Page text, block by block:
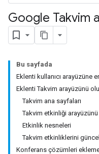
Google Takvim
Bu sayfada
Eklenti kullanıcı arayüzüne
Eklenti Takvim arayüzünü
Takvim ana sayfaları
Takvim etkinliği
Etkinlik nesneleri
Takvim etkinliklerini
Konferans çözümleri